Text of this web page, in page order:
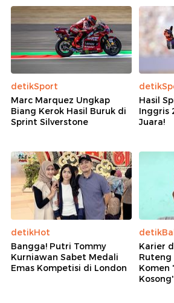
detikSport
Marc Marquez Ungkap
Biang Kerok Hasil Buruk di
Sprint Silverstone
Hasil
Inggris
Juara!
detikHot
Bangga! Putri Tommy
Kurniawan Sabet Medali
Emas Kompetisi di London
Karier
Ruteng
Komen
Kosong'